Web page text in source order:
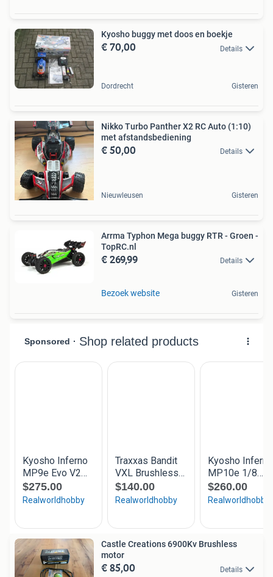
Kyosho buggy met doos en boekje
€ 70,00 Details
Dordrecht Gisteren
Nikko Turbo Panther X2 RC Auto (1:10)
met afstandsbediening
€ 50,00 Details
Nieuwleusen Gisteren
Arrma Typhon Mega buggy RTR - Groen -
TopRC.nl
€ 269,99 Details
Bezoek website Gisteren
Castle Creations 6900Kv Brushless
motor
€ 85,00 Details